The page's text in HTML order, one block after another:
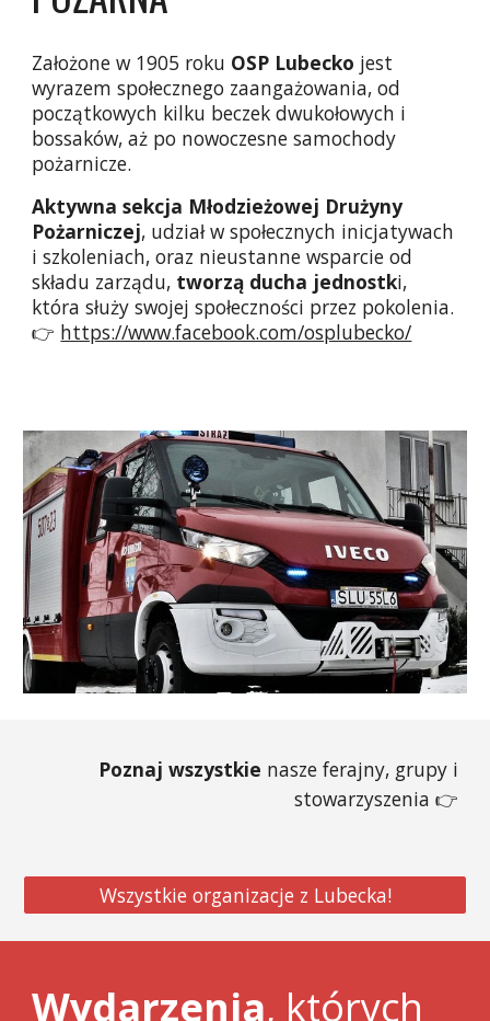
Założone w 1905 roku OSP Lubecko jest
wyrazem społecznego zaangażowania, od
początkowych kilku beczek dwukołowych i
bossaków, aż po nowoczesne samochody
pożarnicze.
Aktywna sekcja Młodzieżowej Drużyny
Pożarniczej, udział w społecznych inicjatywach
i szkoleniach, oraz nieustanne wsparcie od
składu zarządu, tworzą ducha jednostki,
która służy swojej społeczności przez pokolenia.
👉 https://www.facebook.com/osplubecko/
Poznaj wszystkie nasze ferajny, grupy i
stowarzyszenia 👉
Wszystkie organizacje z Lubecka!
Wydarzenia, których